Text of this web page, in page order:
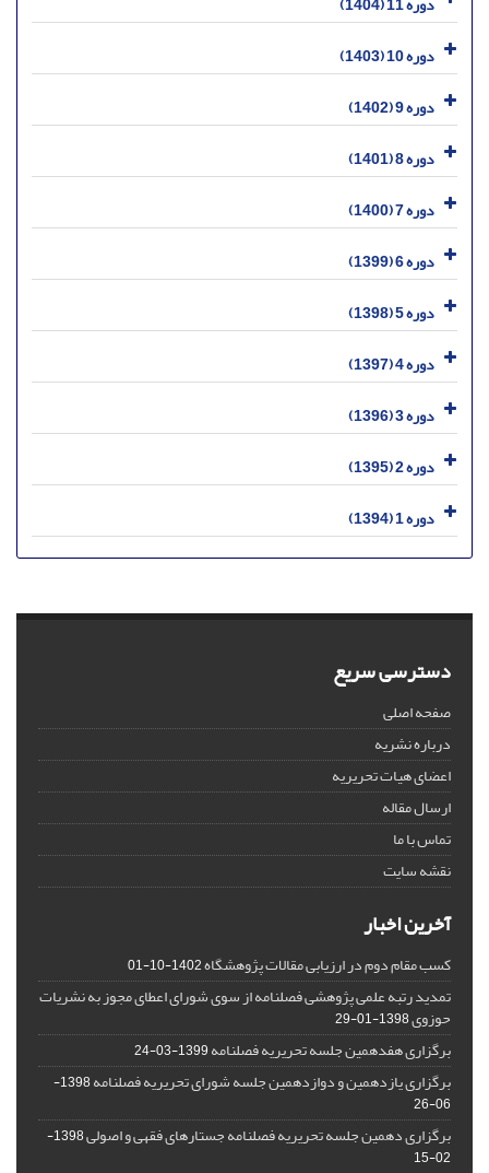
دوره 10 (1403)
دوره 9 (1402)
دوره 8 (1401)
دوره 7 (1400)
دوره 6 (1399)
دوره 5 (1398)
دوره 4 (1397)
دوره 3 (1396)
دوره 2 (1395)
دوره 1 (1394)
دسترسی سریع
صفحه اصلی
درباره نشریه
اعضای هیات تحریریه
ارسال مقاله
تماس با ما
نقشه سایت
آخرین اخبار
کسب مقام دوم در ارزیابی مقالات پژوهشگاه1402-10-01
تمدید رتبه علمی پژوهشی فصلنامه از سوی شورای اعطای مجوز به نشریات
حوزوی1398-01-29
برگزاری هفدهمین جلسه تحریریه فصلنامه1399-03-24
برگزاری یازدهمین و دوازدهمین جلسه شورای تحریریه فصلنامه
1398-
06-26
برگزاری دهمین جلسه تحریریه فصلنامه جستارهای فقهی و اصولی
1398-
02-15